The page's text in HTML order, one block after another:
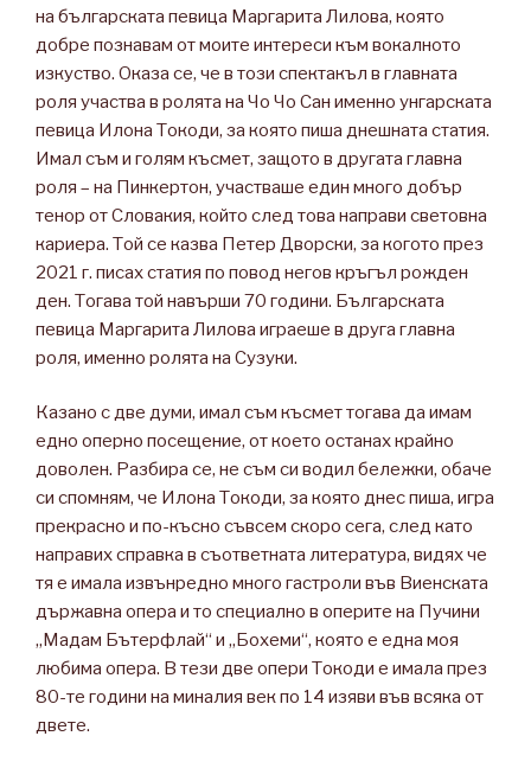
на българската певица Маргарита Лилова, която
добре познавам от моите интереси към вокалното
изкуство. Оказа се, че в този спектакъл в главната
роля участва в ролята на Чо Чо Сан именно унгарската
певица Илона Токоди, за която пиша днешната статия.
Имал съм и голям късмет, защото в другата главна
роля – на Пинкертон, участваше един много добър
тенор от Словакия, който след това направи световна
кариера. Той се казва Петер Дворски, за когото през
2021 г. писах статия по повод негов кръгъл рожден
ден. Тогава той навърши 70 години. Българската
певица Маргарита Лилова играеше в друга главна
роля, именно ролята на Сузуки.
Казано с две думи, имал съм късмет тогава да имам
едно оперно посещение, от което останах крайно
доволен. Разбира се, не съм си водил бележки, обаче
си спомням, че Илона Токоди, за която днес пиша, игра
прекрасно и по-късно съвсем скоро сега, след като
направих справка в съответната литература, видях че
тя е имала извънредно много гастроли във Виенската
държавна опера и то специално в оперите на Пучини
„Мадам Бътерфлай“ и „Бохеми“, която е една моя
любима опера. В тези две опери Токоди е имала през
80-те години на миналия век по 14 изяви във всяка от
двете.